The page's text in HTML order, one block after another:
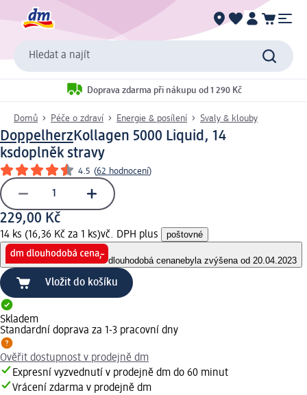
Hledat a najít
Doprava zdarma při nákupu od 1 290 Kč
Domů Péče o zdraví Energie & posílení Svaly & klouby
Doppelherz Kollagen 5000 Liquid, 14
ksdoplněk stravy
4.5 (62 hodnocení)
229,00 Kč
14 ks (16,36 Kč za 1 ks)vč. DPH plus poštovné
dlouhodobá cenanebyla zvýšena od 20.04.2023
Vložit do košíku
Skladem
Standardní doprava za 1-3 pracovní dny
Ověřit dostupnost v prodejně dm
Expresní vyzvednutí v prodejně dm do 60 minut
Vrácení zdarma v prodejně dm